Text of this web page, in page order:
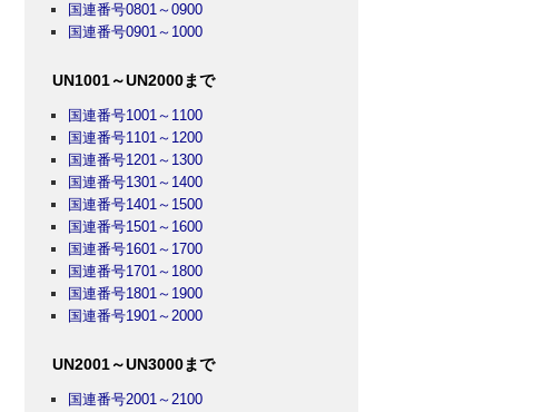
国連番号0801～0900
国連番号0901～1000
UN1001～UN2000まで
国連番号1001～1100
国連番号1101～1200
国連番号1201～1300
国連番号1301～1400
国連番号1401～1500
国連番号1501～1600
国連番号1601～1700
国連番号1701～1800
国連番号1801～1900
国連番号1901～2000
UN2001～UN3000まで
国連番号2001～2100